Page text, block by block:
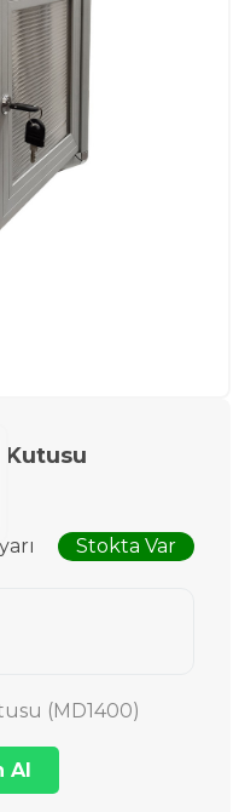
Stokta Var
(MD1400)
Al